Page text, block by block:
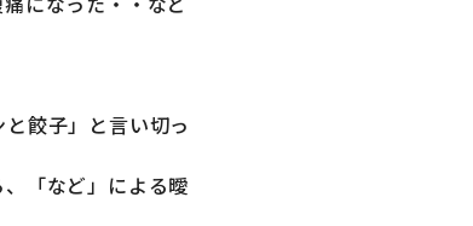
餃子」と言い切っ
「など」による曖